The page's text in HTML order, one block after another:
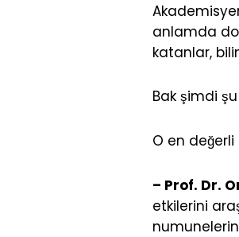
anlamda
katanlar,
Bak şimdi
O en
– Prof. Dr.
etkilerini